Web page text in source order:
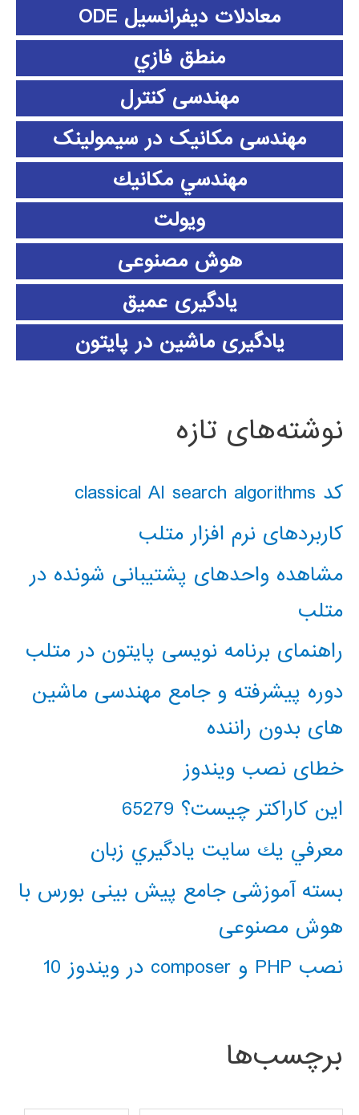
معادلات دیفرانسیل ODE
منطق فازي
مهندسی کنترل
مهندسی مکانیک در سیمولینک
مهندسي مكانيك
ویولت
هوش مصنوعی
یادگیری عمیق
یادگیری ماشین در پایتون
نوشته‌های تازه
کد classical AI search algorithms
کاربردهای نرم افزار متلب
مشاهده واحدهای پشتیبانی شونده در
متلب
راهنمای برنامه نویسی پایتون در متلب
دوره پیشرفته و جامع مهندسی ماشین
های بدون راننده
خطای نصب ویندوز
این کاراکتر چیست؟ 65279
معرفي يك سايت يادگيري زبان
بسته آموزشی جامع پیش بینی بورس با
هوش مصنوعی
نصب PHP و composer در ویندوز 10
برچسب‌ها